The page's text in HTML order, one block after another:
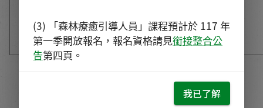
(3) 「森林療癒引導人員」課程預計於 117 年
第一季開放報名，報名資格請見銜接整合公
告第四頁。
我已了解